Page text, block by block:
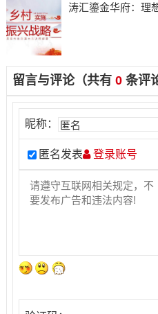
涛汇鎏金华府：理
留言与评论（共有 0条评
昵称：
匿名发表 登录账号